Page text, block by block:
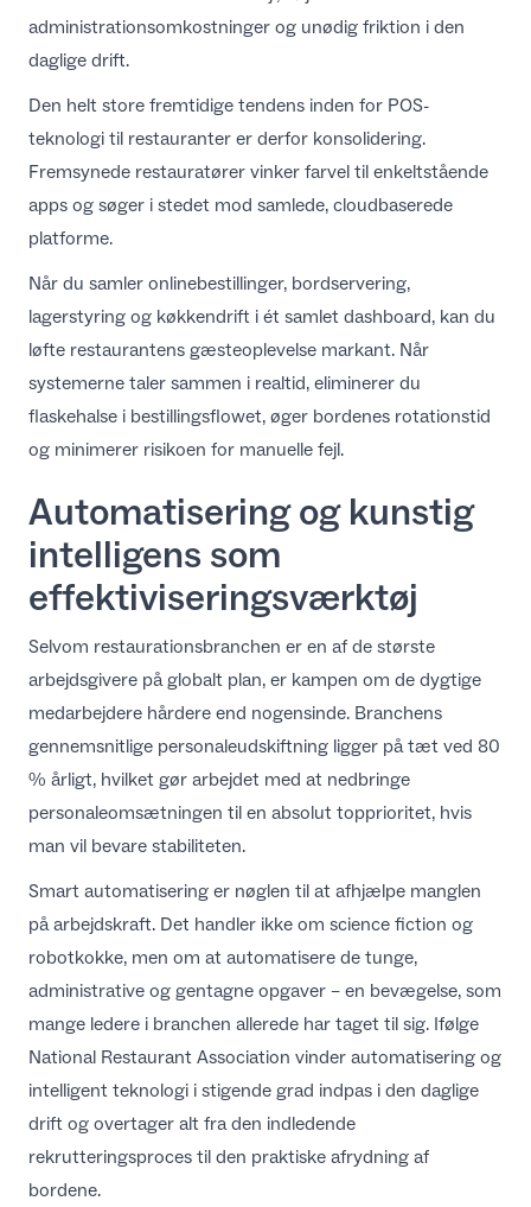
administrationsomkostninger og unødig friktion i den
daglige drift.
Den helt store fremtidige tendens inden for POS-
teknologi til restauranter er derfor konsolidering.
Fremsynede restauratører vinker farvel til enkeltstående
apps og søger i stedet mod samlede, cloudbaserede
platforme.
Når du samler onlinebestillinger, bordservering,
lagerstyring og køkkendrift i ét samlet dashboard, kan du
løfte restaurantens gæsteoplevelse markant. Når
systemerne taler sammen i realtid, eliminerer du
flaskehalse i bestillingsflowet, øger bordenes rotationstid
og minimerer risikoen for manuelle fejl.
Automatisering og kunstig
intelligens som
effektiviseringsværktøj
Selvom restaurationsbranchen er en af de største
arbejdsgivere på globalt plan, er kampen om de dygtige
medarbejdere hårdere end nogensinde. Branchens
gennemsnitlige personaleudskiftning ligger på tæt ved 80
% årligt, hvilket gør arbejdet med at nedbringe
personaleomsætningen til en absolut topprioritet, hvis
man vil bevare stabiliteten.
Smart automatisering er nøglen til at afhjælpe manglen
på arbejdskraft. Det handler ikke om science fiction og
robotkokke, men om at automatisere de tunge,
administrative og gentagne opgaver – en bevægelse, som
mange ledere i branchen allerede har taget til sig. Ifølge
National Restaurant Association vinder automatisering og
intelligent teknologi i stigende grad indpas i den daglige
drift og overtager alt fra den indledende
rekrutteringsproces til den praktiske afrydning af
bordene.